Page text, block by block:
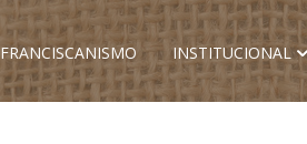
FRANCISCANISMO INSTITUCIONAL